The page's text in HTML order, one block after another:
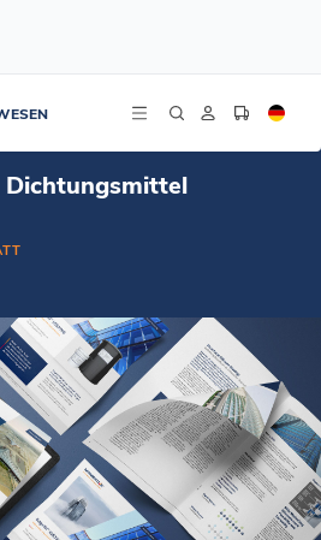
– Technisches Datenblatt – Spanisch
Dichtungsmittel